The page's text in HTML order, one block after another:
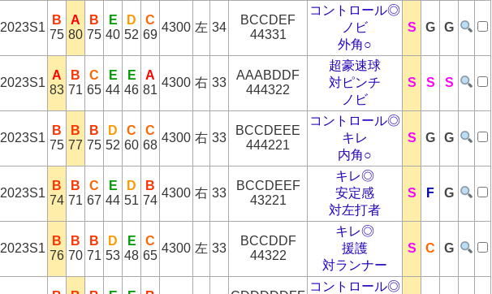
2023S1
B
75
A
80
B
75
E
40
D
52
C
69
4300 左 34
BCCDEF
44331
コントロール◎
ノビ
外角○
S G G
2023S1
A
83
B
71
C
65
E
44
E
46
A
81
4300 右 33
AAABDDF
444322
超豪速球
対ピンチ
ノビ
S S S
2023S1
B
75
B
77
B
75
D
52
C
60
C
68
4300 右 33
BCCDEEE
444221
コントロール◎
キレ
内角○
S G G
2023S1
B
74
B
71
C
67
E
44
D
51
B
74
4300 右 33
BCCDEEF
43221
キレ◎
安定感
対左打者
S F G
2023S1
B
76
B
70
B
71
D
53
E
48
C
65
4300 左 33
BCCDDF
44322
キレ◎
援護
対ランナー
S C G
コントロール◎